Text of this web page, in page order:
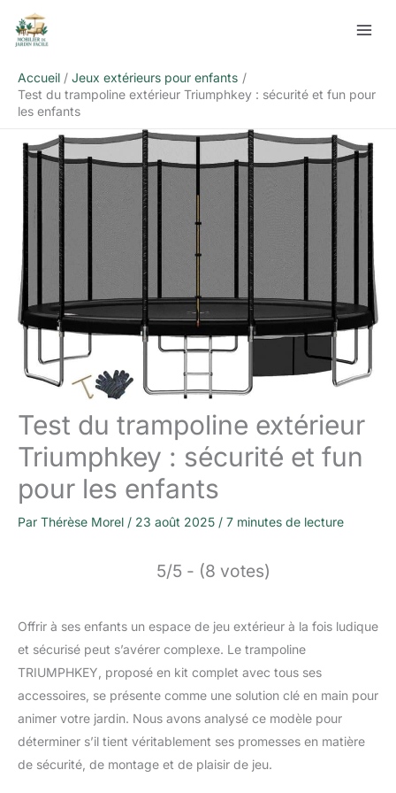
Accueil
Jeux extérieurs pour enfants
Test du trampoline extérieur Triumphkey : sécurité et fun pour
les enfants
Test du trampoline extérieur
Triumphkey : sécurité et fun
pour les enfants
Par Thérèse Morel / 23 août 2025 / 7 minutes de lecture
5/5 - (8 votes)
Offrir à ses enfants un espace de jeu extérieur à la fois ludique
et sécurisé peut s’avérer complexe. Le trampoline
TRIUMPHKEY, proposé en kit complet avec tous ses
accessoires, se présente comme une solution clé en main pour
animer votre jardin. Nous avons analysé ce modèle pour
déterminer s’il tient véritablement ses promesses en matière
de sécurité, de montage et de plaisir de jeu.
Rechercher